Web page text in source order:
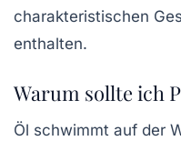
charakteristischen
enthalten.
Warum sollte ich
Öl schwimmt auf der